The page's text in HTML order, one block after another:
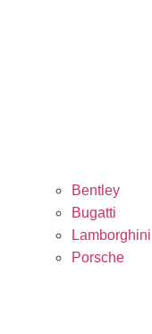
Bentley
Bugatti
Lamborghini
Porsche